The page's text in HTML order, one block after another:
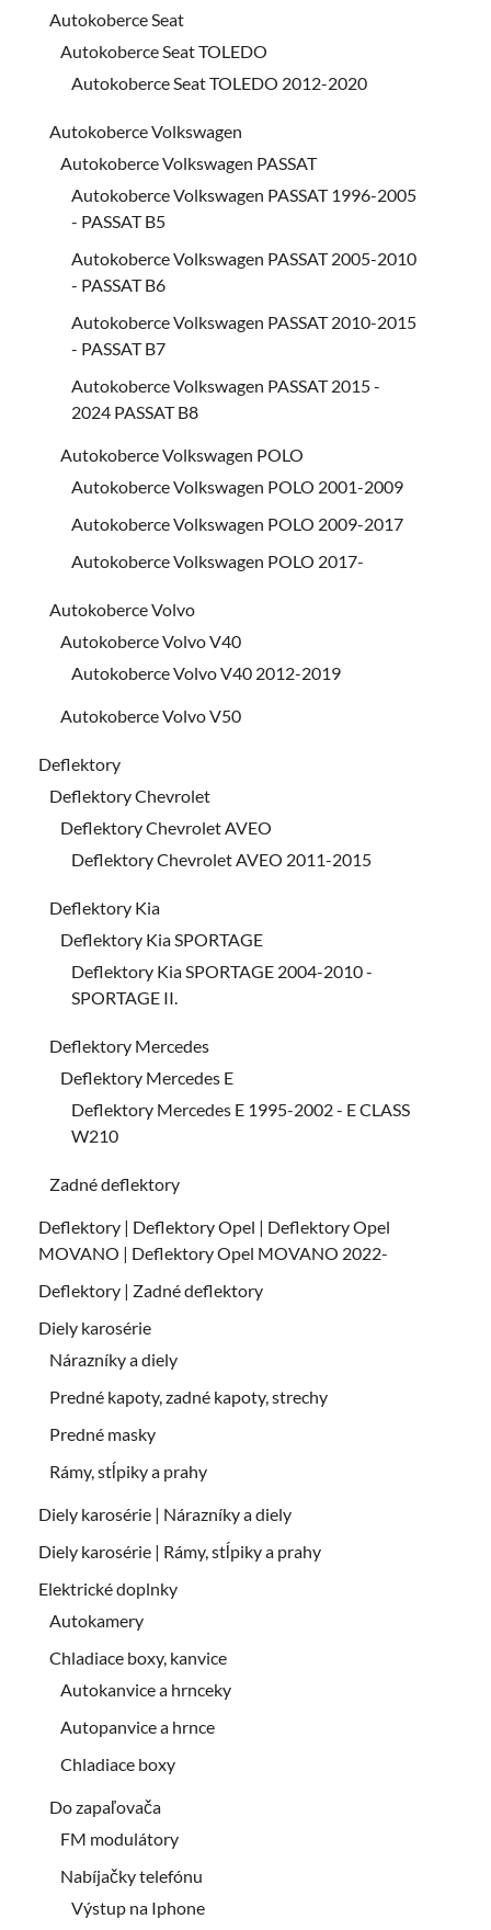
Autokoberce Seat
Autokoberce Seat TOLEDO
Autokoberce Seat TOLEDO 2012-2020
Autokoberce Volkswagen
Autokoberce Volkswagen PASSAT
Autokoberce Volkswagen PASSAT 1996-2005
- PASSAT B5
Autokoberce Volkswagen PASSAT 2005-2010
- PASSAT B6
Autokoberce Volkswagen PASSAT 2010-2015
- PASSAT B7
Autokoberce Volkswagen PASSAT 2015 -
2024 PASSAT B8
Autokoberce Volkswagen POLO
Autokoberce Volkswagen POLO 2001-2009
Autokoberce Volkswagen POLO 2009-2017
Autokoberce Volkswagen POLO 2017-
Autokoberce Volvo
Autokoberce Volvo V40
Autokoberce Volvo V40 2012-2019
Autokoberce Volvo V50
Deflektory
Deflektory Chevrolet
Deflektory Chevrolet AVEO
Deflektory Chevrolet AVEO 2011-2015
Deflektory Kia
Deflektory Kia SPORTAGE
Deflektory Kia SPORTAGE 2004-2010 -
SPORTAGE II.
Deflektory Mercedes
Deflektory Mercedes E
Deflektory Mercedes E 1995-2002 - E CLASS
W210
Zadné deflektory
Deflektory | Deflektory Opel | Deflektory Opel
MOVANO | Deflektory Opel MOVANO 2022-
Deflektory | Zadné deflektory
Diely karosérie
Nárazníky a diely
Predné kapoty, zadné kapoty, strechy
Predné masky
Rámy, stĺpiky a prahy
Diely karosérie | Nárazníky a diely
Diely karosérie | Rámy, stĺpiky a prahy
Elektrické doplnky
Autokamery
Chladiace boxy, kanvice
Autokanvice a hrnceky
Autopanvice a hrnce
Chladiace boxy
Do zapaľovača
FM modulátory
Nabíjačky telefónu
Výstup na Iphone